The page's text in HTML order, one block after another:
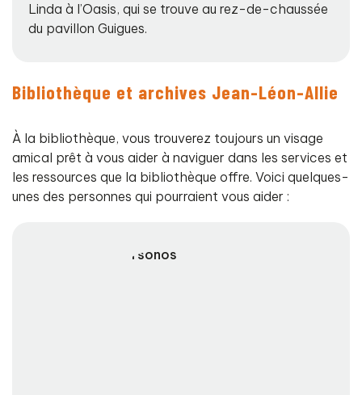
Linda à l’Oasis, qui se trouve au rez-de-chaussée
du pavillon Guigues.
Bibliothèque et archives Jean-Léon-Allie
À la bibliothèque, vous trouverez toujours un visage
amical prêt à vous aider à naviguer dans les services et
les ressources que la bibliothèque offre. Voici quelques-
unes des personnes qui pourraient vous aider :